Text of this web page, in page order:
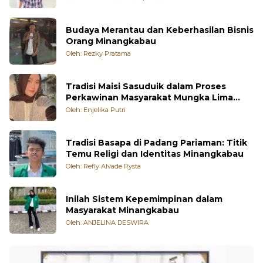
Orang Minangkabau
Oleh: Rezky Pratama
Perkawinan Masyarakat Mungka Lima
Puluh Kota
Oleh: Enjelika Putri
Temu Religi dan Identitas Minangkabau
Oleh: Refly Alvade Rysta
Masyarakat Minangkabau
Oleh: ANJELINA DESWIRA